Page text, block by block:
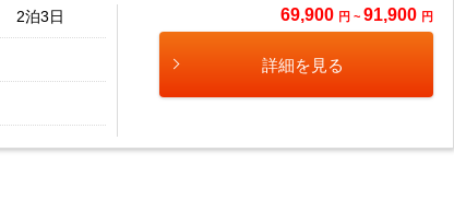
2泊3日 69,900 円 ~ 91,900 円
詳細を見る